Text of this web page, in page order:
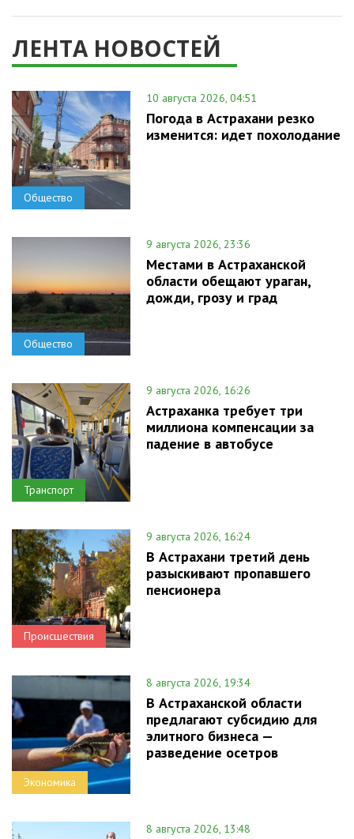
ЛЕНТА НОВОСТЕЙ
Общество
10 августа 2026, 04:51
Погода в Астрахани резко
изменится: идет похолодание
Общество
9 августа 2026, 23:36
Местами в Астраханской
области обещают ураган,
дожди, грозу и град
Транспорт
9 августа 2026, 16:26
Астраханка требует три
миллиона компенсации за
падение в автобусе
Происшествия
9 августа 2026, 16:24
В Астрахани третий день
разыскивают пропавшего
пенсионера
Экономика
8 августа 2026, 19:34
В Астраханской области
предлагают субсидию для
элитного бизнеса —
разведение осетров
8 августа 2026, 13:48